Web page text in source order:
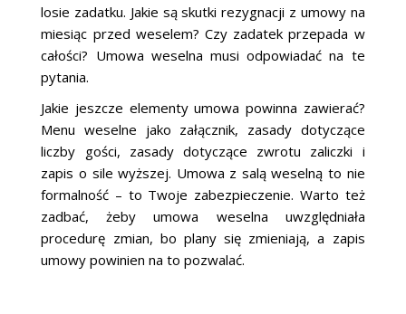
losie zadatku. Jakie są skutki rezygnacji z umowy na
miesiąc przed weselem? Czy zadatek przepada w
całości? Umowa weselna musi odpowiadać na te
pytania.
Jakie jeszcze elementy umowa powinna zawierać?
Menu weselne jako załącznik, zasady dotyczące
liczby gości, zasady dotyczące zwrotu zaliczki i
zapis o sile wyższej. Umowa z salą weselną to nie
formalność – to Twoje zabezpieczenie. Warto też
zadbać, żeby umowa weselna uwzględniała
procedurę zmian, bo plany się zmieniają, a zapis
umowy powinien na to pozwalać.